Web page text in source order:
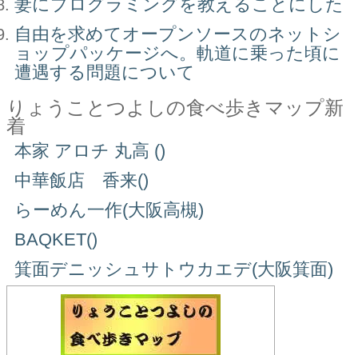
妻にプログラミングを教えることにした
自由を求めてオープンソースのネットシ
ョップパッケージへ。軌道に乗った頃に
遭遇する問題について
りょうことつよしの食べ歩きマップ新
着
本家 アロチ 丸高 ()
中華飯店 香来()
らーめん一作(大阪高槻)
BAQKET()
箕面デニッシュサトウカエデ(大阪箕面)